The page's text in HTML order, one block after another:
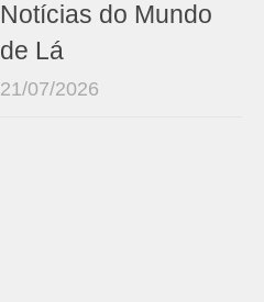
Notícias do Mundo
de Lá
21/07/2026